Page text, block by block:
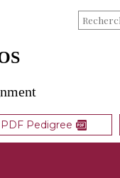
PDF Pedigree